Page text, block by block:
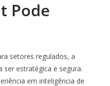
Pode
setores regulados, a
ser estratégica e segura.
em inteligência de